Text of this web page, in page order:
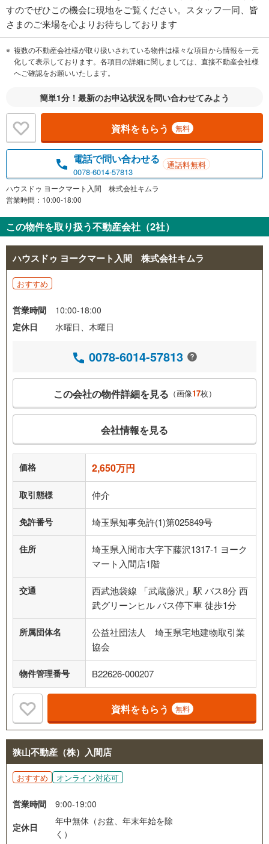
すのでぜひこの機会に現地をご覧ください。スタッフ一同、皆
さまのご来場を心よりお待ちしております
複数の不動産会社様が取り扱いされている物件は様々な項目から情報を一元
化して表示しております。各項目の詳細に関しましては、直接不動産会社様
へご確認をお願いいたします。
簡単1分！最新のお申込状況を問い合わせてみよう
資料をもらう 無料
電話で問い合わせる
0078-6014-57813
通話料無料
ハウスドゥ ヨークマート入間 株式会社キムラ
営業時間：10:00-18:00
この物件を取り扱う不動産会社（2社）
ハウスドゥ ヨークマート入間 株式会社キムラ
おすすめ
営業時間
10:00-18:00
定休日
水曜日、木曜日
0078-6014-57813
この会社の物件詳細を見る （画像17枚）
会社情報を見る
価格 2,650万円
取引態様 仲介
免許番号 埼玉県知事免許(1)第025849号
住所
埼玉県入間市大字下藤沢1317-1 ヨーク
マート入間店1階
交通
西武池袋線 「武蔵藤沢」駅 バス8分 西
武グリーンヒル バス停下車 徒歩1分
所属団体名
公益社団法人 埼玉県宅地建物取引業
協会
物件管理番号 B22626-000207
資料をもらう 無料
狭山不動産（株）入間店
おすすめ オンライン対応可
営業時間
9:00-19:00
定休日
年中無休（お盆、年末年始を除
く）